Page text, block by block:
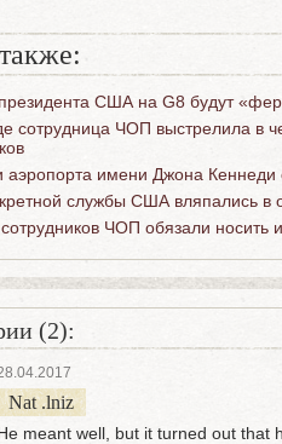
США на G8 будут
сотрудница ЧОП выстрелила в
аэропорта имени Джона Кеннеди
службы США вляпались в
ЧОП обязали
(2):
Nat .lniz
meant well, but it turned out that